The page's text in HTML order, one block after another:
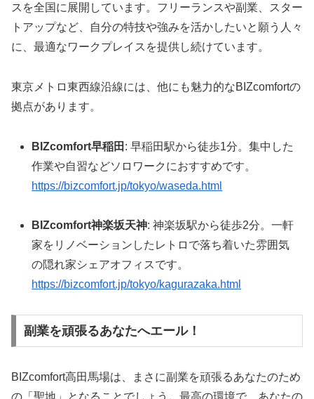
スを全国に展開しています。フリーランスや副業、スター
トアップなど、自分の特技や強みを活かしたいと願う人々
に、最適なワークプレイスを提供し続けています。
東京メトロ東西線沿線には、他にも魅力的なBIZcomfortの
拠点があります。
BIZcomfort早稲田 : 早稲田駅から徒歩1分。集中した
作業や自習などソロワークにおすすめです。
https://bizcomfort.jp/tokyo/waseda.html
BIZcomfort神楽坂天神: 神楽坂駅から徒歩2分。一軒
家をリノベーションしたレトロで落ち着いた雰囲気
の隠れ家シェアオフィスです。
https://bizcomfort.jp/tokyo/kagurazaka.html
副業を頑張るあなたへエール！
BIZcomfort高田馬場は、まさに副業を頑張るあなたのため
の「聖地」となることでしょう。最高の環境で、あなたの